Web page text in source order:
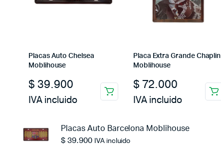
Placas Auto Chelsea
Moblihouse
$ 39.900
IVA incluido
Placa Extra Grande Chaplin
Moblihouse
$ 72.000
IVA incluido
Placas Auto Barcelona Moblihouse
$39.900 IVA incluido